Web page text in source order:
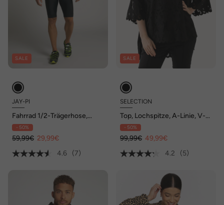
SALE
JAY-PI
Fahrrad 1/2-Trägerhose,
Polsterung, eng anliegend
- 50%
59,99€ 29,99€
4.6
(7)
SALE
SELECTION
Top, Lochspitze, A-Linie, V-
Ausschnitt, ärmellos
- 50%
99,99€ 49,99€
4.2
(5)